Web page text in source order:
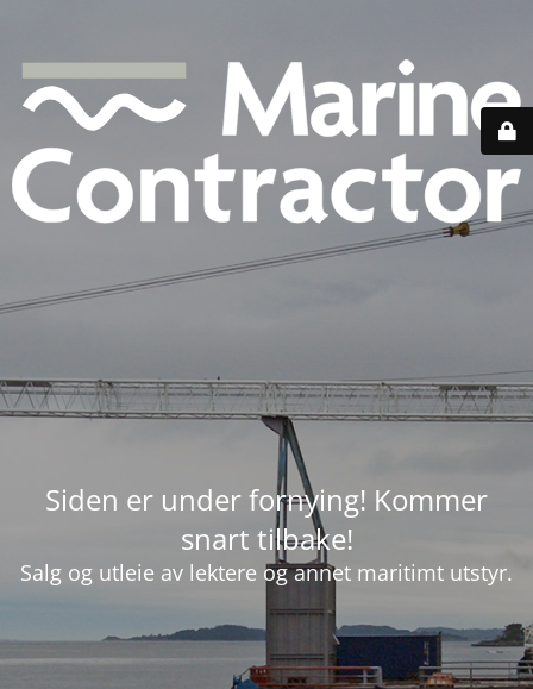
Siden er under fornying! Kommer
snart tilbake!
Salg og utleie av lektere og annet maritimt utstyr.